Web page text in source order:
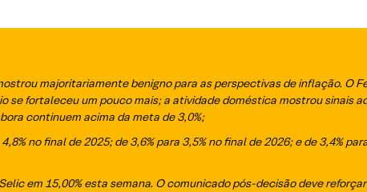
majoritariamente benigno para as perspectivas de inflação. O
fortaleceu um pouco mais; a atividade doméstica mostrou sinais
continuem acima da meta de 3,0%;
no final de 2025; de 3,6% para 3,5% no final de 2026; e de 3,4%
em 15,00% esta semana. O comunicado pós-decisão deve